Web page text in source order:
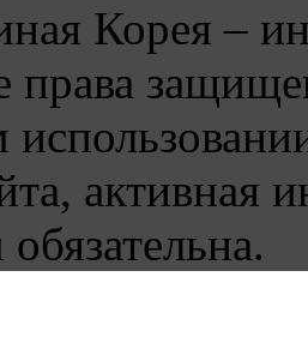
Корея –
права
активная